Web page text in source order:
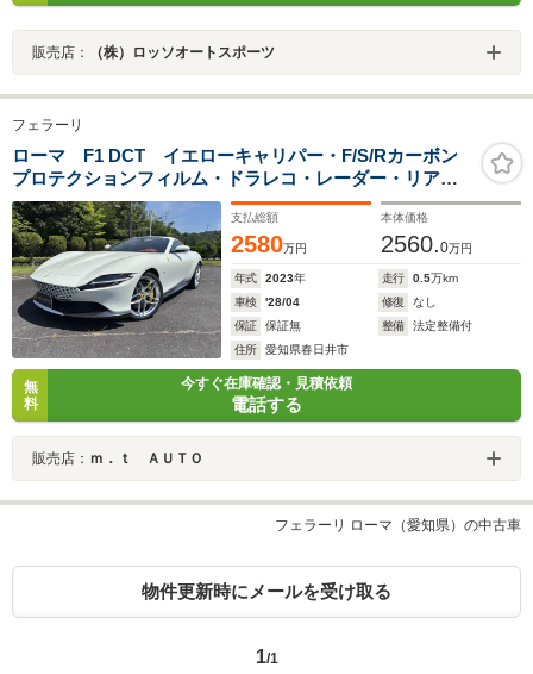
販売店： （株）ロッソオートスポーツ
フェラーリ
ローマ F1 DCT イエローキャリパー・F/S/Rカーボン
プロテクションフィルム・ドラレコ・レーダー・リアス
モークフィルム・LED付カーボンファイバーステアリン
グ・パワーシート・ETC・バックカメラ・可変バルブリ
モコン
支払総額
2580万円
本体価格
2560.0万円
年式 2023年 走行 0.5万km
車検
'28/04 修復
なし
保証
保証無 整備
法定整備付
住所
愛知県春日井市
無
料
今すぐ在庫確認・見積依頼
電話する
販売店： ｍ．ｔ ＡＵＴＯ
フェラーリ ローマ（愛知県）の中古車
物件更新時にメールを受け取る
1/1